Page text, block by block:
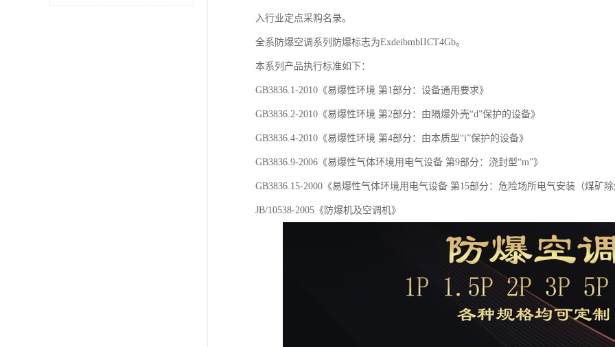
入行业定点采购名录。
全系防爆空调系列防爆标志为ExdeibmbIICT4Gb。
本系列产品执行标准如下：
GB3836.1-2010《易爆性环境 第1部分：设备通用要求》
GB3836.2-2010《易爆性环境 第2部分：由隔爆外壳“d”保护的设备》
GB3836.4-2010《易爆性环境 第4部分：由本质型“i”保护的设备》
GB3836.9-2006《易爆性气体环境用电气设备 第9部分：浇封型“m”》
GB3836.15-2000《易爆性气体环境用电气设备 第15部分：危险场所电气安装（煤矿
JB/10538-2005《防爆机及空调机》